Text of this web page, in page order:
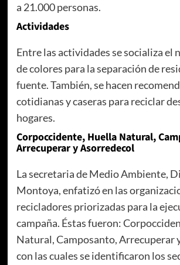
a 21.000 personas.
Actividades
Entre las actividades se socializa el
de colores para la separación de
fuente. También, se hacen
cotidianas y caseras para reciclar
hogares.
Corpoccidente, Huella Natural,
Arrecuperar y Asorredecol
La secretaria de Medio Ambiente,
Montoya, enfatizó en las
recicladores priorizadas para la
campaña. Éstas fueron:
Natural, Camposanto, Arrecuperar
con las cuales se identificaron los